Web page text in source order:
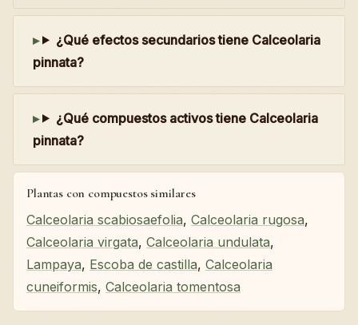
¿Qué efectos secundarios tiene Calceolaria
pinnata?
¿Qué compuestos activos tiene Calceolaria
pinnata?
Plantas con compuestos similares
Calceolaria scabiosaefolia, Calceolaria rugosa,
Calceolaria virgata, Calceolaria undulata,
Lampaya, Escoba de castilla, Calceolaria
cuneiformis, Calceolaria tomentosa